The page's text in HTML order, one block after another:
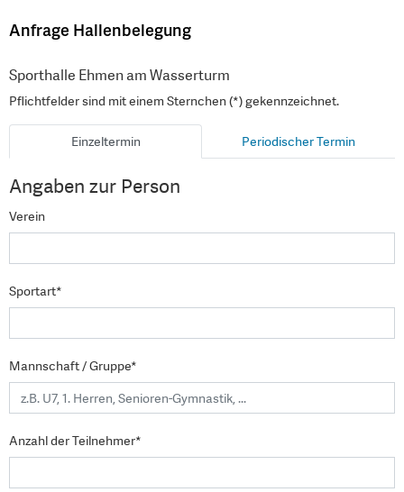
Anfrage Hallenbelegung
Sporthalle Ehmen am Wasserturm
Pflichtfelder sind mit einem Sternchen (*) gekennzeichnet.
Einzeltermin Periodischer Termin
Angaben zur Person
Verein
Sportart*
Mannschaft / Gruppe*
Anzahl der Teilnehmer*